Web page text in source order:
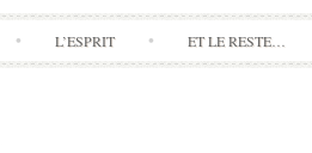
L’ESPRIT ET LE RESTE…